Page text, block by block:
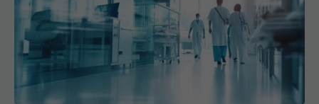
Harta noilor spitale construite prin PNRR. Ce
orașe vor avea unități medicale moderne
28 iul 2026, 11:33